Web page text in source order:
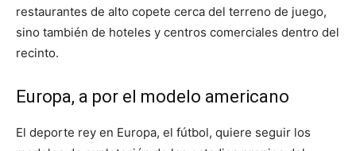
restaurantes de alto copete cerca del terreno de juego,
sino también de hoteles y centros comerciales dentro del
recinto.
Europa, a por el modelo americano
El deporte rey en Europa, el fútbol, quiere seguir los